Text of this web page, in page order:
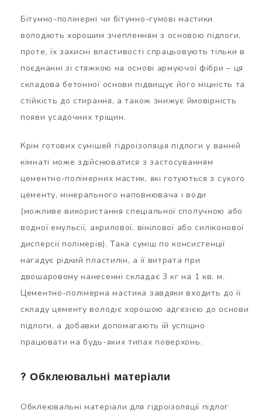
Бітумно-полімерні чи бітумно-гумові мастики
володіють хорошим зчепленням з основою підлоги,
проте, їх захисні властивості спрацьовують тільки в
поєднанні зі стяжкою на основі армуючої фібри – ця
складова бетонної основи підвищує його міцність та
стійкість до стирання, а також знижує ймовірність
появи усадочних тріщин.
Крім готових сумішей гідроізоляція підлоги у ванній
кімнаті може здійснюватися з застосуванням
цементно-полімерних мастик, які готуються з сухого
цементу, мінерального наповнювача і води
(можливе використання спеціальної сполучною або
водної емульсії, акрилової, вінілової або силіконової
дисперсії полімерів). Така суміш по консистенції
нагадує рідкий пластилін, а її витрата при
двошаровому нанесенні складає 3 кг на 1 кв. м.
Цементно-полімерна мастика завдяки входить до її
складу цементу володіє хорошою адгезією до основи
підлоги, а добавки допомагають їй успішно
працювати на будь-яких типах поверхонь.
? Обклеювальні матеріали
Обклеювальні матеріали для гідроізоляції підлог